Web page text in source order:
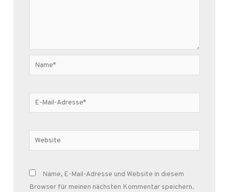
Name*
E-
Mail-
Website
Name, E-Mail-Adresse und Website in diesem
Browser für meinen nächsten Kommentar speichern.